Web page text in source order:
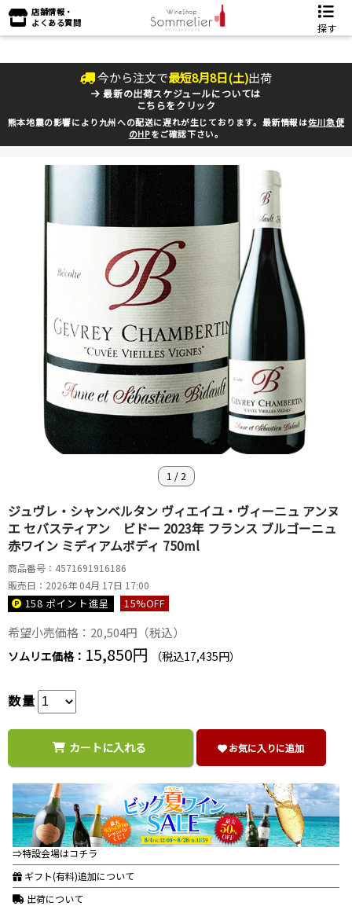
店舗情報・
よくある質問
探す
今から注文で最短8月8日(土)出荷
最新の出荷スケジュールについては
こちらをクリック
熊本地震の影響により九州への配送に遅れが生じております。最新情報は佐川急便
のHPをご確認下さい。
1 / 2
ジュヴレ・シャンベルタン ヴィエイユ・ヴィーニュ アンヌ
エ セバスティアン ビドー 2023年 フランス ブルゴーニュ
赤ワイン ミディアムボディ 750ml
商品番号：4571691916186
販売日：2026年 04月 17日 17:00
158 ポイント進呈 15%OFF
希望小売価格：20,504円（税込）
ソムリエ価格： 15,850円 （税込17,435円）
数量
カートに入れる お気に入りに追加
⇒特設会場はコチラ
ギフト(有料)追加について
出荷について